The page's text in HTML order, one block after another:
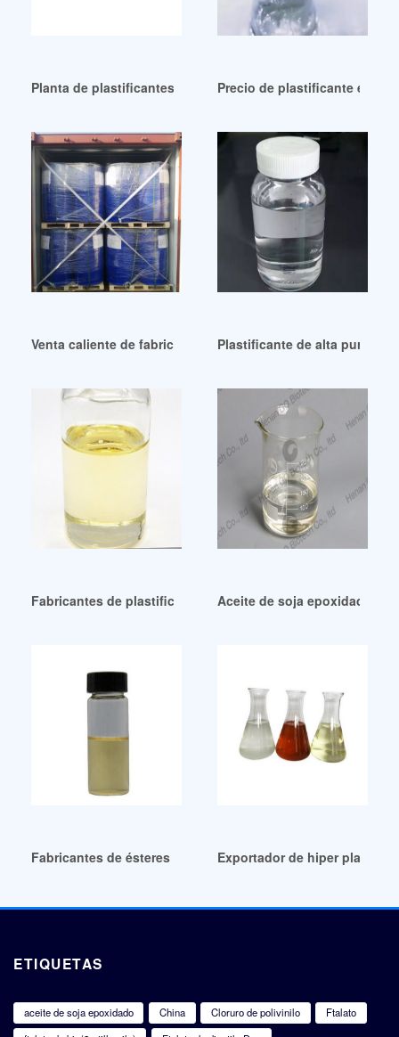
Planta de plastificantes de alto rendimiento en Bolivia –
Precio de plastificante epoxi
Venta caliente de fabricantes de plastificantes DINP en
Plastificante de alta pureza
Fabricantes de plastificantes DINP en Bolivia
Aceite de soja epoxidado
Fabricantes de ésteres plastificantes a buen precio en
Exportador de hiper
ETIQUETAS
aceite de soja epoxidado China Cloruro de polivinilo
Ftalato